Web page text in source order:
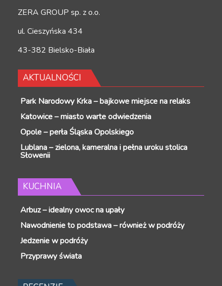
ZERA GROUP sp. z o.o.
ul. Cieszyńska 434
43-382 Bielsko-Biała
AKTUALNOŚCI
Park Narodowy Krka – bajkowe miejsce na relaks
Katowice – miasto warte odwiedzenia
Opole – perła Śląska Opolskiego
Lublana – zielona, kameralna i pełna uroku stolica
Słowenii
KUCHNIA
Arbuz – idealny owoc na upały
Nawodnienie to podstawa – również w podróży
Jedzenie w podróży
Przyprawy świata